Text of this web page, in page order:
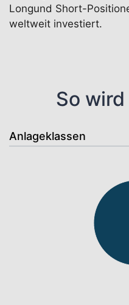
Longund Short-
weltweit investiert.
So
Anlageklassen